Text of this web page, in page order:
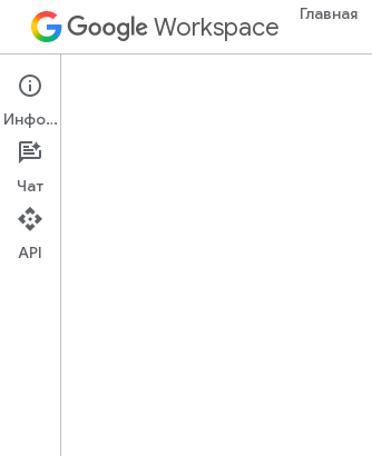
Workspace Главная
Gmail
Обзор Справочные
Информация
Чат
API